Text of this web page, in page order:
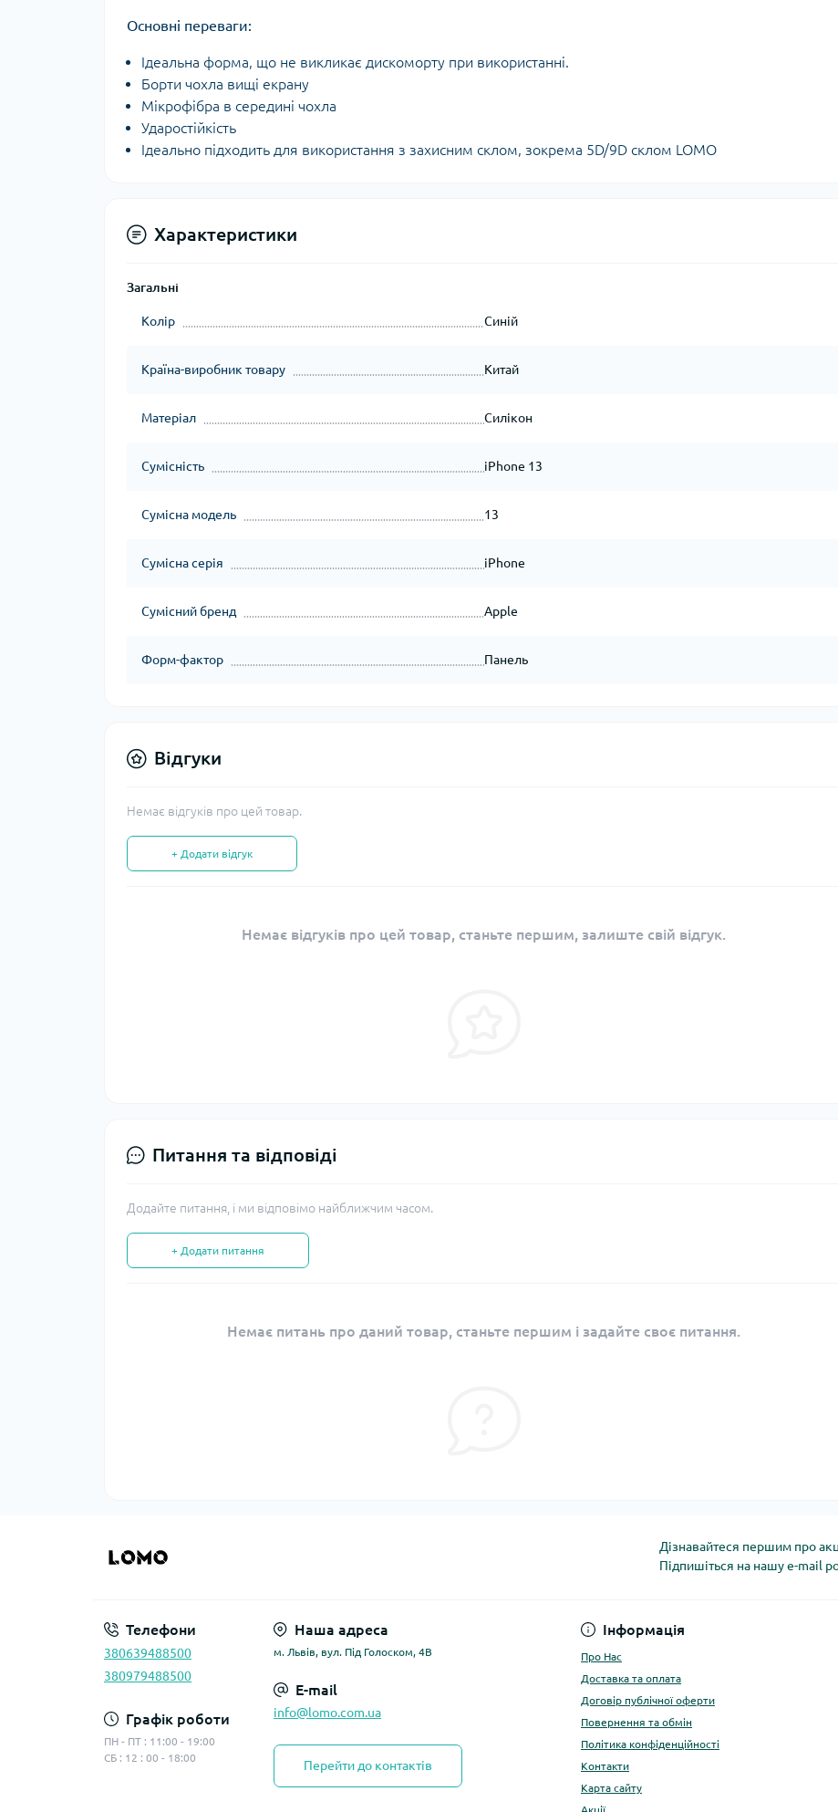
Основні переваги:
Ідеальна форма, що не викликає дискоморту при використанні.
Борти чохла вищі екрану
Мікрофібра в середині чохла
Ударостійкість
Ідеально підходить для використання з захисним склом, зокрема 5D/9D склом LOMO
Характеристики
Загальні
Колір Синій
Країна-виробник товару Китай
Матеріал Силікон
Сумісність iPhone 13
Сумісна модель 13
Сумісна серія iPhone
Сумісний бренд Apple
Форм-фактор Панель
Відгуки
Немає відгуків про цей товар.
+ Додати відгук
Немає відгуків про цей товар, станьте першим, залиште свій відгук.
Питання та відповіді
Додайте питання, і ми відповімо найближчим часом.
+ Додати питання
Немає питань про даний товар, станьте першим і задайте своє питання.
Дізнавайтеся першим про
Підпишіться на нашу e-mail
Телефони
380639488500
380979488500
Графік роботи
ПН - ПТ : 11:00 - 19:00
СБ : 12 : 00 - 18:00
Наша адреса
м. Львів, вул. Під Голоском, 4В
E-mail
info@lomo.com.ua
Перейти до контактів
Інформація
Про Нас
Доставка та оплата
Договір публічної оферти
Повернення та обмін
Політика конфіденційності
Контакти
Карта сайту